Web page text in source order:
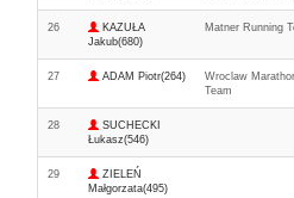
26
KAZUŁA
Jakub(680)
Matner Running
27 ADAM Piotr(264)
Wroclaw
Team
28
SUCHECKI
Łukasz(546)
29
ZIELEŃ
Małgorzata(495)